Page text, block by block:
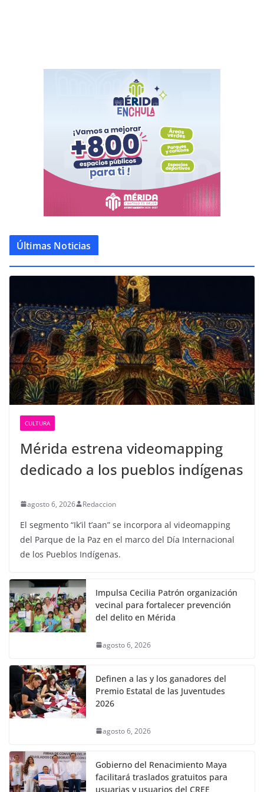
Últimas Noticias
CULTURA
Mérida estrena videomapping
dedicado a los pueblos indígenas
agosto 6, 2026 Redaccion
El segmento “Ik’il t’aan” se incorpora al videomapping
del Parque de la Paz en el marco del Día Internacional
de los Pueblos Indígenas.
Impulsa Cecilia Patrón organización
vecinal para fortalecer prevención
del delito en Mérida
agosto 6, 2026
Definen a las y los ganadores del
Premio Estatal de las Juventudes
2026
agosto 6, 2026
Gobierno del Renacimiento Maya
facilitará traslados gratuitos para
usuarias y usuarios del CREE